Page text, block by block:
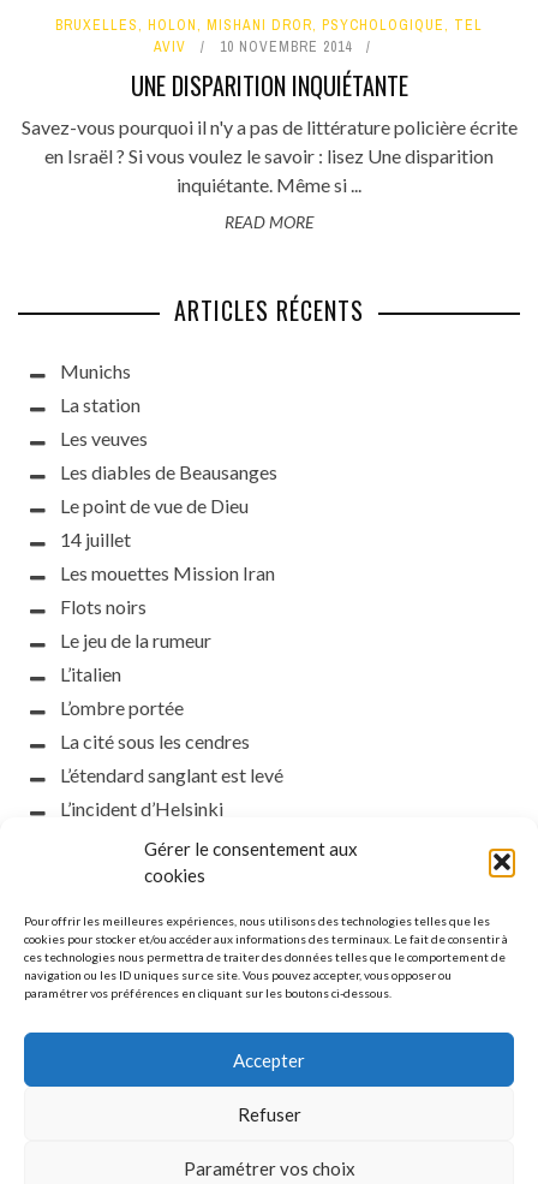
Gérer le consentement aux
cookies
Pour offrir les meilleures expériences, nous utilisons des technologies telles que les
cookies pour stocker et/ou accéder aux informations des terminaux. Le fait de consentir à
ces technologies nous permettra de traiter des données telles que le comportement de
navigation ou les ID uniques sur ce site. Vous pouvez accepter, vous opposer ou
paramétrer vos préférences en cliquant sur les boutons ci-dessous.
Accepter
Refuser
Paramétrer vos choix
BRUXELLES, HOLON, MISHANI DROR, PSYCHOLOGIQUE, TEL
AVIV
10 NOVEMBRE 2014
UNE DISPARITION INQUIÉTANTE
Savez-vous pourquoi il n'y a pas de littérature policière écrite
en Israël ? Si vous voulez le savoir : lisez Une disparition
inquiétante. Même si ...
READ MORE
ARTICLES RÉCENTS
Munichs
La station
Les veuves
Les diables de Beausanges
Le point de vue de Dieu
14 juillet
Les mouettes Mission Iran
Flots noirs
Le jeu de la rumeur
L’italien
L’ombre portée
La cité sous les cendres
L’étendard sanglant est levé
L’incident d’Helsinki
la petite fasciste
Toutes les nuances de la nuit
Que s’obscurcissent le soleil et la lumière
Le silence
MENTIONS LÉGALES